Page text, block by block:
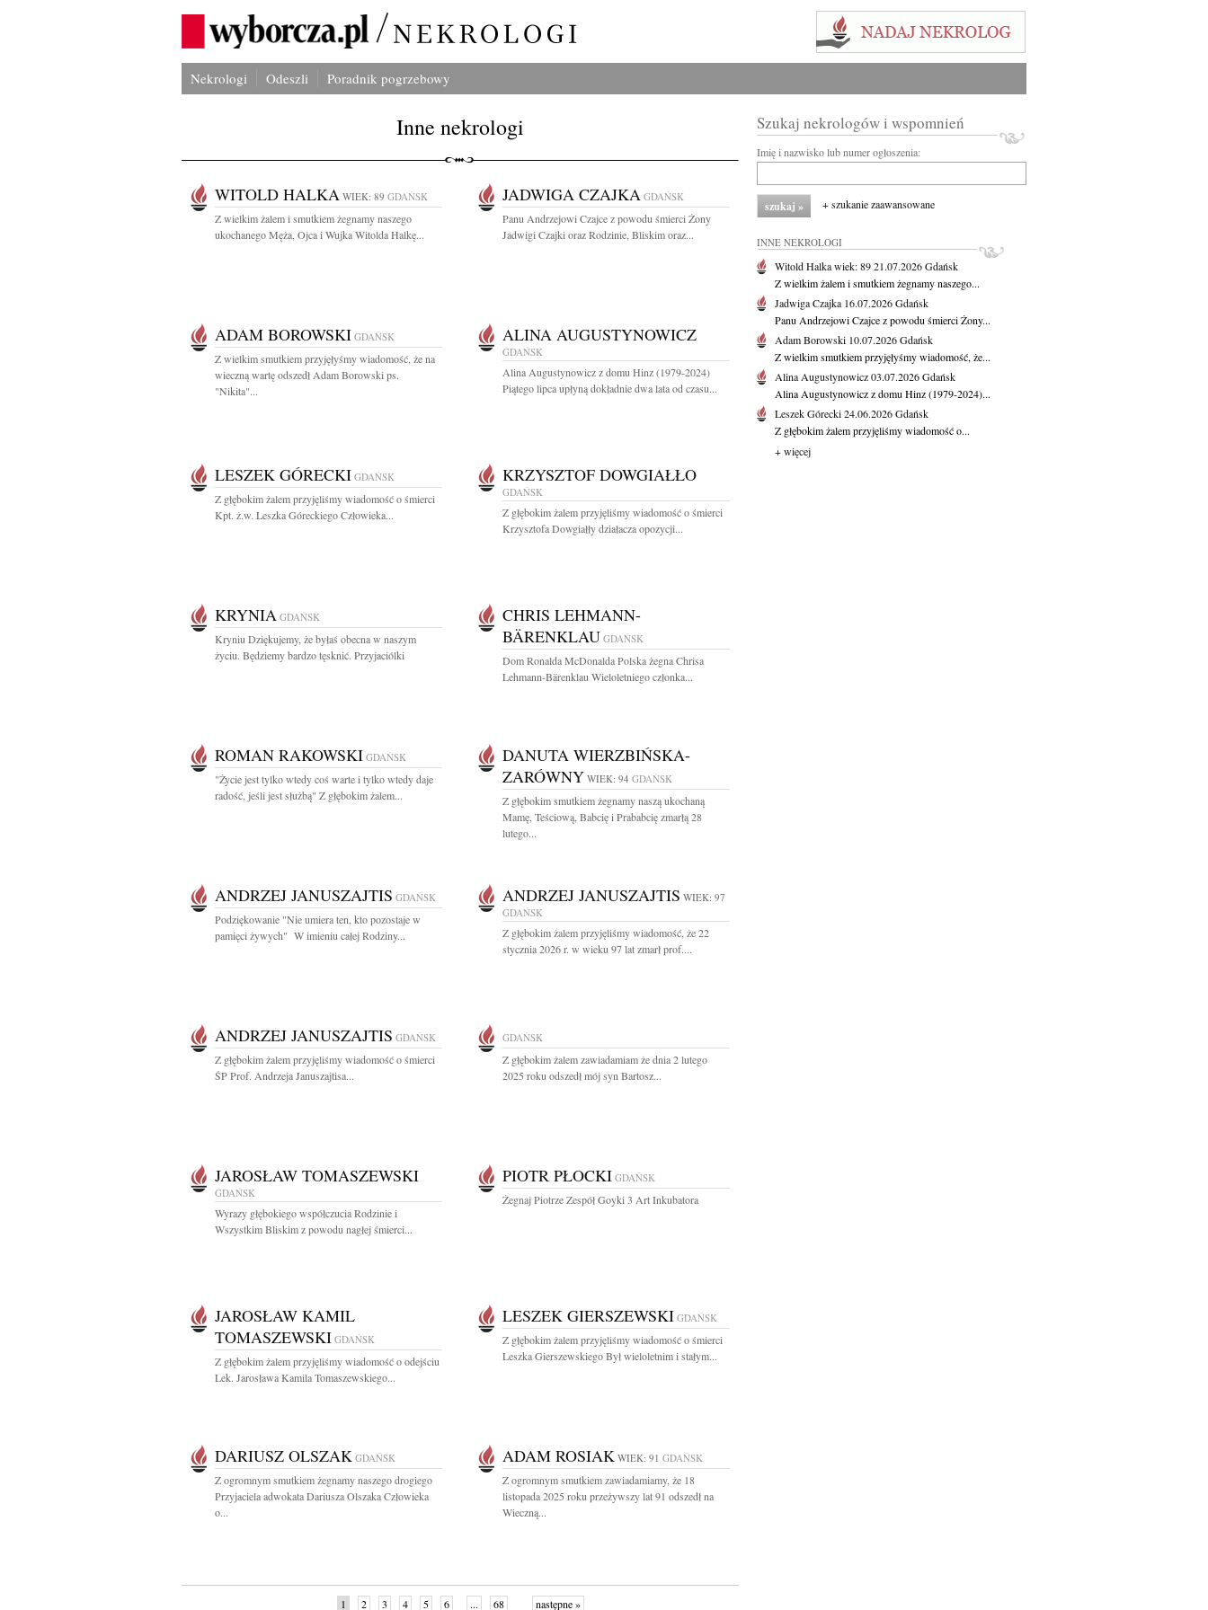
Nekrologi Odeszli Poradnik pogrzebowy
Inne nekrologi
WITOLD HALKA WIEK: 89 GDAŃSK
Z wielkim żalem i smutkiem żegnamy naszego
ukochanego Męża, Ojca i Wujka Witolda Halkę...
JADWIGA CZAJKA GDAŃSK
Panu Andrzejowi Czajce z powodu śmierci Żony
Jadwigi Czajki oraz Rodzinie, Bliskim oraz...
ADAM BOROWSKI GDAŃSK
Z wielkim smutkiem przyjęłyśmy wiadomość, że na
wieczną wartę odszedł Adam Borowski ps.
"Nikita"...
ALINA AUGUSTYNOWICZ
GDAŃSK
Alina Augustynowicz z domu Hinz (1979-2024)
Piątego lipca upłyną dokładnie dwa lata od czasu...
LESZEK GÓRECKI GDAŃSK
Z głębokim żalem przyjęliśmy wiadomość o śmierci
Kpt. ż.w. Leszka Góreckiego Człowieka...
KRZYSZTOF DOWGIAŁŁO
GDAŃSK
Z głębokim żalem przyjęliśmy wiadomość o śmierci
Krzysztofa Dowgiałły działacza opozycji...
KRYNIA GDAŃSK
Kryniu Dziękujemy, że byłaś obecna w naszym
życiu. Będziemy bardzo tęsknić. Przyjaciólki
CHRIS LEHMANN-
BÄRENKLAU GDAŃSK
Dom Ronalda McDonalda Polska żegna Chrisa
Lehmann-Bärenklau Wieloletniego członka...
ROMAN RAKOWSKI GDAŃSK
"Życie jest tylko wtedy coś warte i tylko wtedy daje
radość, jeśli jest służbą" Z głębokim żalem...
DANUTA WIERZBIŃSKA-
ZARÓWNY WIEK: 94 GDAŃSK
Z głębokim smutkiem żegnamy naszą ukochaną
Mamę, Teściową, Babcię i Prababcię zmarłą 28
lutego...
ANDRZEJ JANUSZAJTIS GDAŃSK
Podziękowanie "Nie umiera ten, kto pozostaje w
pamięci żywych" W imieniu całej Rodziny...
ANDRZEJ JANUSZAJTIS WIEK: 97
GDAŃSK
Z głębokim żalem przyjęliśmy wiadomość, że 22
stycznia 2026 r. w wieku 97 lat zmarł prof....
ANDRZEJ JANUSZAJTIS GDAŃSK
Z głębokim żalem przyjęliśmy wiadomość o śmierci
ŚP Prof. Andrzeja Januszajtisa...
GDAŃSK
Z głębokim żalem zawiadamiam że dnia 2 lutego
2025 roku odszedł mój syn Bartosz...
JAROSŁAW TOMASZEWSKI
GDAŃSK
Wyrazy głębokiego współczucia Rodzinie i
Wszystkim Bliskim z powodu nagłej śmierci...
PIOTR PŁOCKI GDAŃSK
Żegnaj Piotrze Zespół Goyki 3 Art Inkubatora
JAROSŁAW KAMIL
TOMASZEWSKI GDAŃSK
Z głębokim żalem przyjęliśmy wiadomość o odejściu
Lek. Jarosława Kamila Tomaszewskiego...
LESZEK GIERSZEWSKI GDAŃSK
Z głębokim żalem przyjęliśmy wiadomość o śmierci
Leszka Gierszewskiego Był wieloletnim i stałym...
DARIUSZ OLSZAK GDAŃSK
Z ogromnym smutkiem żegnamy naszego drogiego
Przyjaciela adwokata Dariusza Olszaka Człowieka
o...
ADAM ROSIAK WIEK: 91 GDAŃSK
Z ogromnym smutkiem zawiadamiamy, że 18
listopada 2025 roku przeżywszy lat 91 odszedł na
Wieczną...
1 2 3 4 5 6 ... 68 następne »
Szukaj nekrologów i wspomnień
Imię i nazwisko lub numer ogłoszenia:
+ szukanie zaawansowane
INNE NEKROLOGI
Witold Halkawiek: 8921.07.2026Gdańsk
Z wielkim żalem i smutkiem żegnamy naszego...
Jadwiga Czajka 16.07.2026Gdańsk
Panu Andrzejowi Czajce z powodu śmierci Żony...
Adam Borowski 10.07.2026Gdańsk
Z wielkim smutkiem przyjęłyśmy wiadomość, że...
Alina Augustynowicz03.07.2026Gdańsk
Alina Augustynowicz z domu Hinz (1979-2024)...
Leszek Górecki24.06.2026Gdańsk
Z głębokim żalem przyjęliśmy wiadomość o...
+ więcej